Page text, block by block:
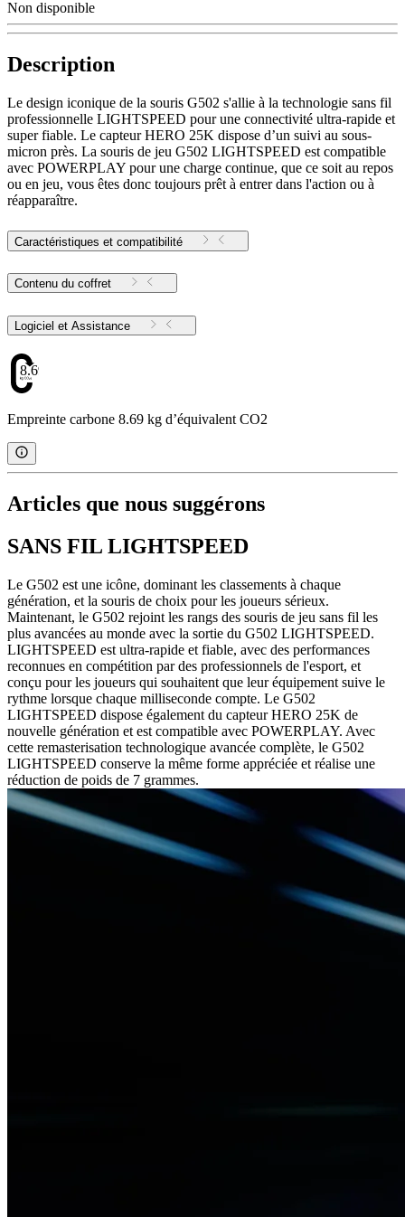
Non disponible
Description
Le design iconique de la souris G502 s'allie à la technologie sans fil
professionnelle LIGHTSPEED pour une connectivité ultra-rapide et
super fiable. Le capteur HERO 25K dispose d’un suivi au sous-
micron près. La souris de jeu G502 LIGHTSPEED est compatible
avec POWERPLAY pour une charge continue, que ce soit au repos
ou en jeu, vous êtes donc toujours prêt à entrer dans l'action ou à
réapparaître.
Caractéristiques et compatibilité
Contenu du coffret
Logiciel et Assistance
8.69
Empreinte carbone 8.69 kg d’équivalent CO2
Articles que nous suggérons
SANS FIL LIGHTSPEED
Le G502 est une icône, dominant les classements à chaque
génération, et la souris de choix pour les joueurs sérieux.
Maintenant, le G502 rejoint les rangs des souris de jeu sans fil les
plus avancées au monde avec la sortie du G502 LIGHTSPEED.
LIGHTSPEED est ultra-rapide et fiable, avec des performances
reconnues en compétition par des professionnels de l'esport, et
conçu pour les joueurs qui souhaitent que leur équipement suive le
rythme lorsque chaque milliseconde compte. Le G502
LIGHTSPEED dispose également du capteur HERO 25K de
nouvelle génération et est compatible avec POWERPLAY. Avec
cette remasterisation technologique avancée complète, le G502
LIGHTSPEED conserve la même forme appréciée et réalise une
réduction de poids de 7 grammes.